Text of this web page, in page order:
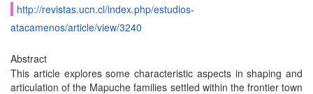
http://revistas.ucn.cl/index.php/estudios-
atacamenos/article/view/3240
Abstract
This article explores some characteristic aspects in shaping and
articulation of the Mapuche families settled within the frontier town